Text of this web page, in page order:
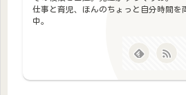
仕事と育児、ほんのちょっと自分時間を
中。